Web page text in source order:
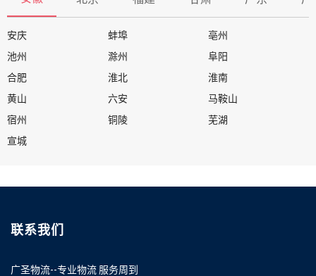
安庆 蚌埠
亳州
池州
滁州
阜阳
合肥
淮北
淮南
黄山
六安
马鞍山
宿州
铜陵
芜湖
宣城
联系我们
广圣物流--专业物流 服务周到